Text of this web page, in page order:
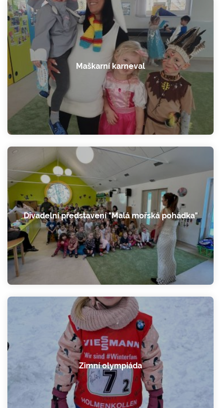
Maškarní karneval
Divadelní představení "Malá mořská pohádka"
Zimní olympiáda